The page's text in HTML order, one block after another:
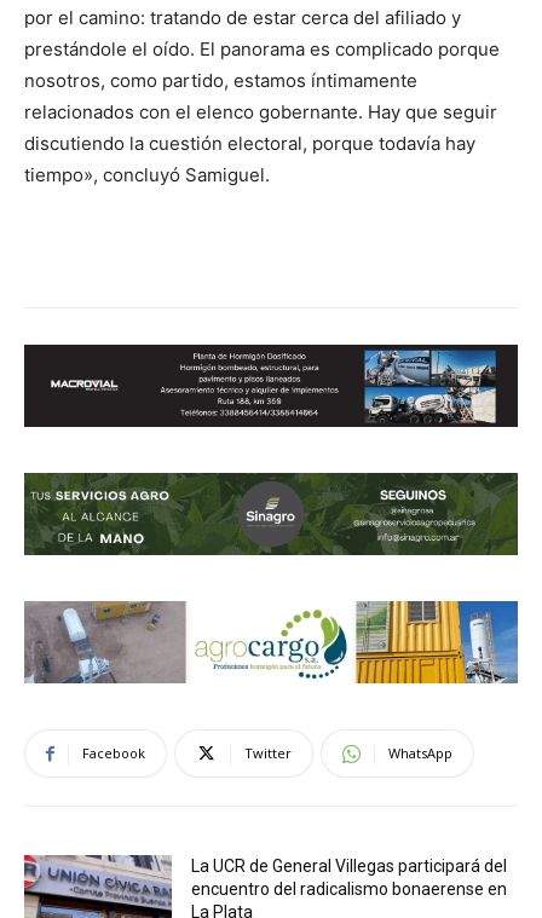
por el camino: tratando de estar cerca del afiliado y
prestándole el oído. El panorama es complicado porque
nosotros, como partido, estamos íntimamente
relacionados con el elenco gobernante. Hay que seguir
discutiendo la cuestión electoral, porque todavía hay
tiempo», concluyó Samiguel.
Facebook Twitter WhatsApp
La UCR de General Villegas participará del
encuentro del radicalismo bonaerense en
La Plata